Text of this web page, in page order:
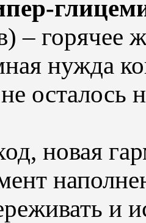
– горячее
нужда
осталось
новая
и